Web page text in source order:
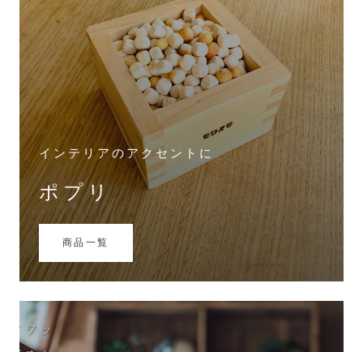
インテリアのアクセントに
ポプリ
商品一覧